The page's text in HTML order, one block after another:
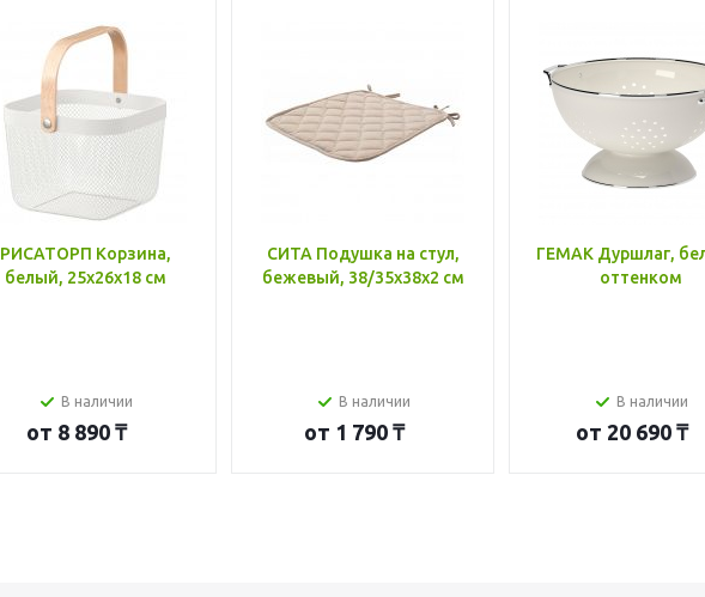
РИСАТОРП Корзина,
белый, 25x26x18 см
В наличии
от 8 890 ₸
СИТА Подушка на стул,
бежевый, 38/35x38x2 см
В наличии
от 1 790 ₸
ГЕМАК Дуршлаг,
оттенком
В наличии
от 20 690 ₸